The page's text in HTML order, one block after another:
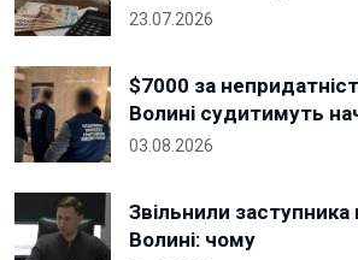
23.07.2026
$7000 за
Волині судитимуть
03.08.2026
Звільнили заступника
Волині: чому